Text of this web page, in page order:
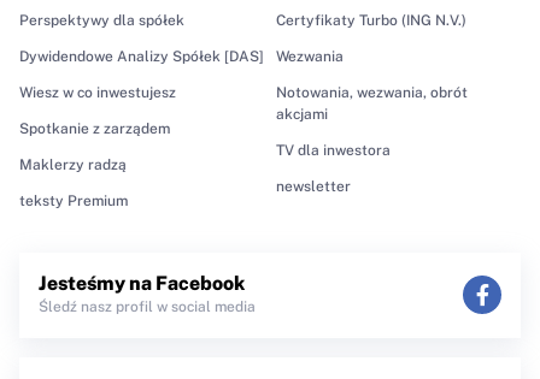
Perspektywy dla spółek
Dywidendowe Analizy Spółek [DAS]
Wiesz w co inwestujesz
Spotkanie z zarządem
Maklerzy radzą
teksty Premium
Certyfikaty Turbo (ING N.V.)
Wezwania
Notowania, wezwania, obrót
akcjami
TV dla inwestora
newsletter
Jesteśmy na Facebook
Śledź nasz profil w social media